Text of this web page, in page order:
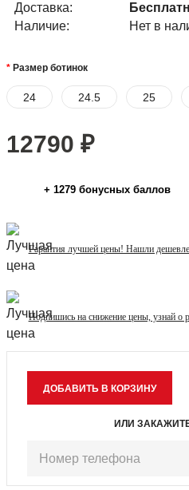
Доставка:
Наличие:
Нет в
Размер ботинок
24 24.5 25
12790 ₽
+ 1279 бонусных баллов
Гарантия лучшей цены! Нашли
Подпишись на снижение цены, узнай о
ИЛИ